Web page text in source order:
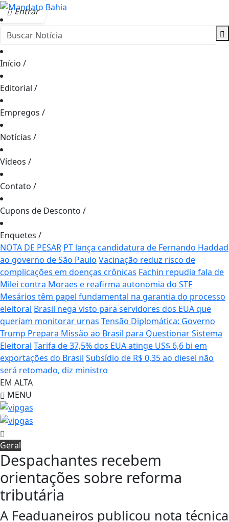
Entrar
Início /
Editorial /
Empregos /
Notícias /
Vídeos /
Contato /
Cupons de Desconto /
Enquetes /
NOTA DE PESAR PT lança candidatura de Fernando Haddad
ao governo de São Paulo Vacinação reduz risco de
complicações em doenças crônicas Fachin repudia fala de
Milei contra Moraes e reafirma autonomia do STF
Mesários têm papel fundamental na garantia do processo
eleitoral Brasil nega visto para servidores dos EUA que
queriam monitorar urnas Tensão Diplomática: Governo
Trump Prepara Missão ao Brasil para Questionar Sistema
Eleitoral Tarifa de 37,5% dos EUA atinge US$ 6,6 bi em
exportações do Brasil Subsídio de R$ 0,35 ao diesel não
será retomado, diz ministro
EM ALTA
MENU
Geral
Despachantes recebem
orientações sobre reforma
tributária
A Feaduaneiros publicou nota técnica